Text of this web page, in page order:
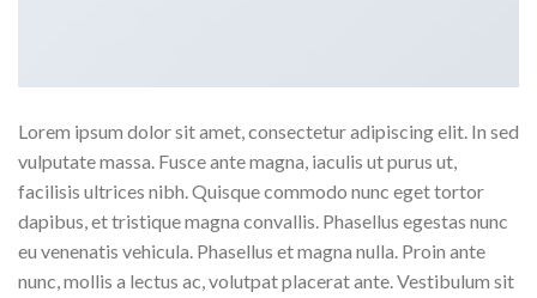
Lorem ipsum dolor sit amet, consectetur adipiscing elit. In sed
vulputate massa. Fusce ante magna, iaculis ut purus ut,
facilisis ultrices nibh. Quisque commodo nunc eget tortor
dapibus, et tristique magna convallis. Phasellus egestas nunc
eu venenatis vehicula. Phasellus et magna nulla. Proin ante
nunc, mollis a lectus ac, volutpat placerat ante. Vestibulum sit